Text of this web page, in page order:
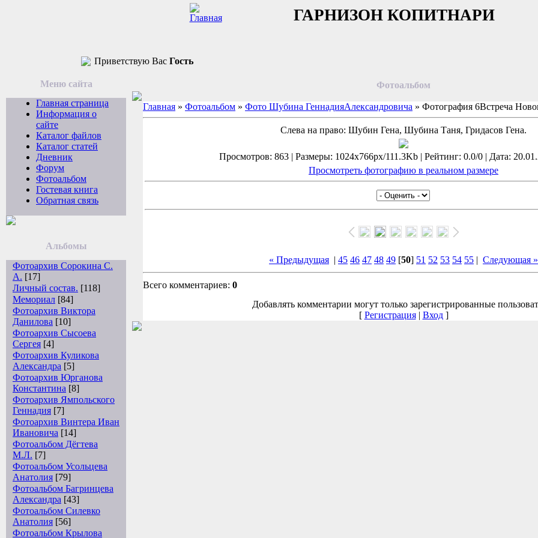
ГАРНИЗОН КОПИТНАРИ
Приветствую Вас Гость
Меню сайта
Главная страница
Информация о
сайте
Каталог файлов
Каталог статей
Дневник
Форум
Фотоальбом
Гостевая книга
Обратная связь
Альбомы
Фотоархив Сорокина С.
А. [17]
Личный состав. [118]
Мемориал [84]
Фотоархив Виктора
Данилова [10]
Фотоархив Сысоева
Сергея [4]
Фотоархив Куликова
Александра [5]
Фотоархив Юрганова
Константина [8]
Фотоархив Ямпольского
Геннадия [7]
Фотоархив Винтера Иван
Ивановича [14]
Фотоальбом Дёгтева
М.Л. [7]
Фотоальбом Усольцева
Анатолия [79]
Фотоальбом Багринцева
Александра [43]
Фотоальбом Силевко
Анатолия [56]
Фотоальбом Крылова
Фотоальбом
Главная » Фотоальбом » Фото Шубина ГеннадияАлександровича » Фотография 6Встреча
Слева на право: Шубин Гена, Шубина Таня, Гридасов Гена.
Просмотров: 863 | Размеры: 1024x766px/111.3Kb | Рейтинг: 0.0/0 | Дата:
Просмотреть фотографию в реальном размере
« Предыдущая | 45 46 47 48 49 [50] 51 52 53 54 55 | Следующая »
Всего комментариев: 0
Добавлять комментарии могут только зарегистрированные
[ Регистрация| Вход]